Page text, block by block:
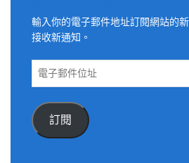
輸入你的電子郵件地址訂閱網站的
接收新通知。
電
件
位
訂閱